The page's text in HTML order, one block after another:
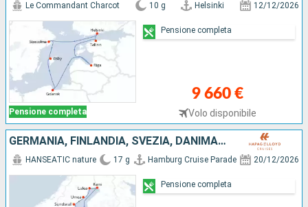
Pensione completa
Le Commandant Charcot 10 g Helsinki 12/12/2026
9 660 €
Volo disponibile
Pensione completa
GERMANIA, FINLANDIA, SVEZIA, DANIMARCA
HANSEATIC nature 17 g Hamburg Cruise Parade 20/12/2026
Pensione completa